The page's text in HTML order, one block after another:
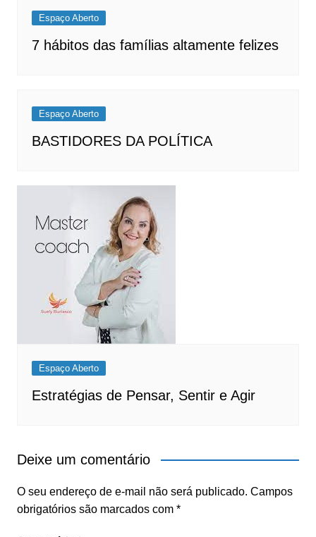
Espaço Aberto
7 hábitos das famílias altamente felizes
Espaço Aberto
BASTIDORES DA POLÍTICA
Espaço Aberto
Estratégias de Pensar, Sentir e Agir
Deixe um comentário
O seu endereço de e-mail não será publicado. Campos
obrigatórios são marcados com *